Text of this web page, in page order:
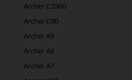
Archer C2300
Archer C80
Archer A9
Archer A8
Archer A7